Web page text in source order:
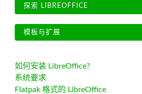
探索 LIBREOFFICE
模板与扩展
如何安装 LibreOffice?
系统要求
Flatpak 格式的 LibreOffice